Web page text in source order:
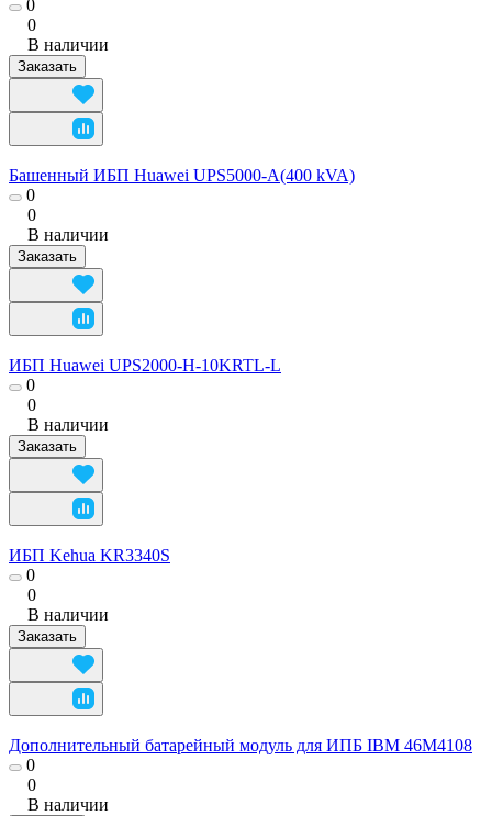
0
0
В наличии
Заказать
Башенный ИБП Huawei UPS5000-A(400 kVA)
0
0
В наличии
Заказать
ИБП Huawei UPS2000-H-10KRTL-L
0
0
В наличии
Заказать
ИБП Kehua KR3340S
0
0
В наличии
Заказать
Дополнительный батарейный модуль для ИПБ IBM 46M4108
0
0
В наличии